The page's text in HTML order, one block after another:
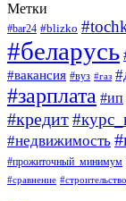
Метки
#bar24 #blizko
#беларусь
#вакансия #вуз #газ
#зарплата #ип
#кредит
#недвижимость
#прожиточный_минимум
#сравнение #строительство